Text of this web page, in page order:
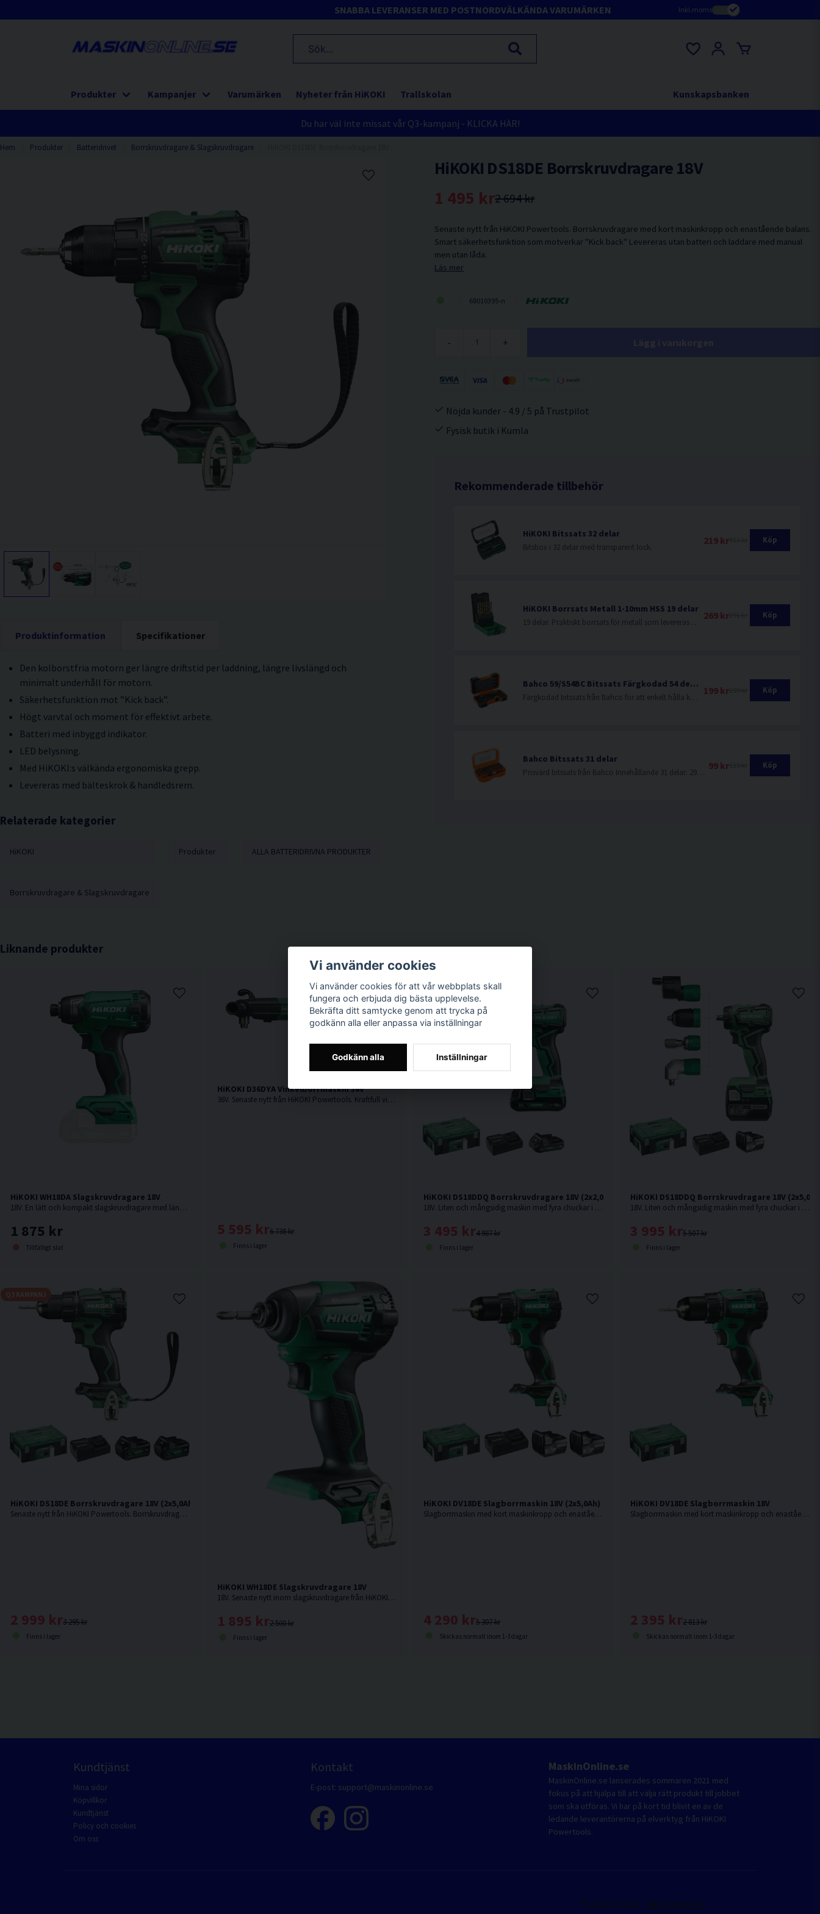
SNABBA LEVERANSER MED POSTNORDVÄLKÄNDA VARUMÄRKEN Inkl.moms
Produkter Kampanjer Varumärken Nyheter från HiKOKI Trallskolan Kunskapsbanken
Du har väl inte missat vår Q3-kampanj - KLICKA HÄR!
Hem Produkter Batteridrivet Borrskruvdragare & Slagskruvdragare
Produktinformation Specifikationer
Den kolborstfria motorn ger längre driftstid per laddning, längre livslängd och
minimalt underhåll för motorn.
Säkerhetsfunktion mot ”Kick back”.
Högt varvtal och moment för effektivt arbete.
Batteri med inbyggd indikator.
LED belysning.
Med HiKOKI:s välkända ergonomiska grepp.
Levereras med bälteskrok & handledsrem.
Relaterade kategorier
HiKOKI Produkter ALLA BATTERIDRIVNA PRODUKTER
Borrskruvdragare & Slagskruvdragare
HiKOKI DS18DE Borrskruvdragare 18V
2 694 kr
1 495 kr
Senaste nytt från HiKOKI Powertools. Borrskruvdragare med kort maskinkropp och enastående balans.
Smart säkerhetsfunktion som motverkar "Kick back" Levereras utan batteri och laddare med manual
men utan låda.
Läs mer
68010395-n
- +
Nöjda kunder - 4.9 / 5 på Trustpilot
Fysisk butik i Kumla
Rekommenderade tillbehör
HiKOKI Bitssats 32 delar
Bitsbox i 32 delar med transparent lock.
219 kr Köp
HiKOKI Borrsats Metall 1-10mm HSS 19 delar
269 kr Köp
Bahco 59/S54BC Bitssats Färgkodad 54 delar
199 kr Köp
Bahco Bitssats 31 delar
99 kr Köp
Liknande produkter
HiKOKI WH18DA Slagskruvdragare 18V
18V. En lätt och kompakt slagskruvdragare med längd och vikt som en 12V maskin. Levereras utan batteri och laddare.
1 875 kr
Tillfälligt slut
HiKOKI D36DYA Vinkelborrmaskin 36V
36V. Senaste nytt från HiKOKI Powertools. Kraftfull vinkelborrmaskin med kolborstfri motor. Levereras utan batteri & laddare i kartong.
6 738 kr
5 595 kr
Finns i lager
HiKOKI DS18DDQ Borrskruvdragare 18V (2x2,0Ah)
18V. Liten och mångsidig maskin med fyra chuckar i kompakt maskinkropp ger maximal åtkomst i trånga utrymmen.
4 987 kr
3 495 kr
Finns i lager
HiKOKI DS18DDQ Borrskruvdragare 18V
18V. Liten och mångsidig maskin med fyra chuckar i kompakt maskinkropp ger maximal åtkomst i trånga utrymmen.
5 507 kr
3 995 kr
Finns i lager
HiKOKI DS18DE Borrskruvdragare 18V (2x5,0Ah) Inkl 32 delars bitssats
Senaste nytt från HiKOKI Powertools. Borrskruvdragare med kort maskinkropp och enastående balans med inbyggd säkerhetsfunktion mot "Kick back" Den bästa proffsborrskruvdragaren från HiKOKI !
3 295 kr
2 999 kr
Finns i lager
Q3 KAMPANJ
HiKOKI WH18DE Slagskruvdragare 18V
18V. Senaste nytt inom slagskruvdragare från HiKOKI. Levereras utan batteri, laddare och låda men med manual.
2 500 kr
1 895 kr
Finns i lager
HiKOKI DV18DE Slagborrmaskin 18V (2x5,0Ah)
Slagborrmaskin med kort maskinkropp och enastående balans. Ersättare till DV18DBSL.
5 307 kr
4 290 kr
Skickas normalt inom 1-3 dagar
HiKOKI DV18DE Slagborrmaskin 18V
Slagborrmaskin med kort maskinkropp och enastående balans. Levereras utan batteri & laddare. Ersättare till DV18DBSL.
2 813 kr
2 395 kr
Skickas normalt inom 1-3 dagar
Kundtjänst
Mina sidor
Köpvillkor
Kundtjänst
Policy och cookies
Om oss
Kontakt
E-post: support@maskinonline.se
MaskinOnline.se
MaskinOnline.se lanserades sommaren 2021 med
fokus på att hjälpa till att välja rätt produkt till jobbet
som ska utföras. Vi har på kort tid blivit en av de
ledande leverantörerna på elverktyg från HiKOKI
Powertools.
Vi använder cookies
Vi använder cookies för att vår webbplats skall
fungera och erbjuda dig bästa upplevelse.
Bekräfta ditt samtycke genom att trycka på
godkänn alla eller anpassa via inställningar
Godkänn alla Inställningar